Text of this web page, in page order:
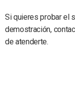
Si quieres probar el
demostración,
de atenderte.